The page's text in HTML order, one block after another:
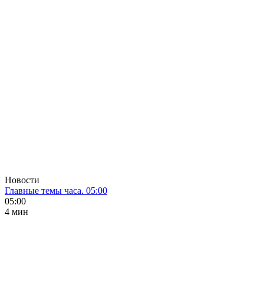
Новости
Главные темы часа. 05:00
05:00
4 мин